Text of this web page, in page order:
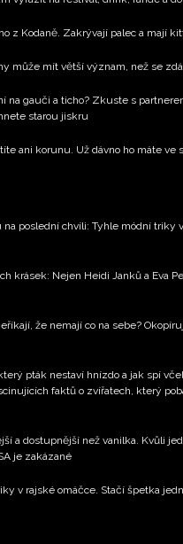
z Kodaně. Zakrývají palec a mají
může mít větší význam, než se zdá
na gauči a ticho? Zkuste s
starou jiskru
ani korunu. Už dávno ho máte ve
na poslední chvíli: Tyhle módní triky
krásek: Nejen Heidi Janků a Eva
že nemají co na sebe?
pták nestaví hnízdo a jak spí
faktů o zvířatech, který
a dostupnější než vanilka. Kvůli
je zakázané
v rajské omáčce. Stačí špetka